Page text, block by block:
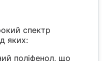
спектр
яких:
поліфенол, що